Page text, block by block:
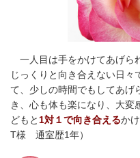
一人目は手をかけてあげら
じっくりと向き合えない日々
て、少しの時間でもしてあげ
き、心も体も楽になり、大変
どもと1対１で向き合えるか
T様 通室歴1年）